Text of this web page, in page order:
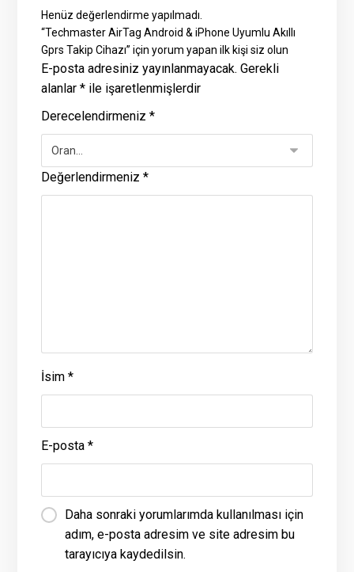
Henüz değerlendirme yapılmadı.
“Techmaster AirTag Android & iPhone Uyumlu Akıllı
Gprs Takip Cihazı” için yorum yapan ilk kişi siz olun
E-posta adresiniz yayınlanmayacak. Gerekli
alanlar* ile işaretlenmişlerdir
Derecelendirmeniz*
Değerlendirmeniz*
İsim*
E-posta*
Daha sonraki yorumlarımda kullanılması için
adım, e-posta adresim ve site adresim bu
tarayıcıya kaydedilsin.